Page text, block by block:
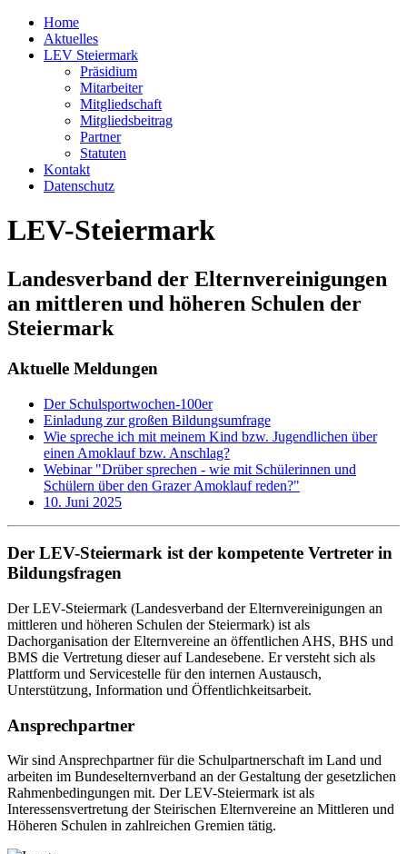
Home
Aktuelles
LEV Steiermark
Präsidium
Mitarbeiter
Mitgliedschaft
Mitgliedsbeitrag
Partner
Statuten
Kontakt
Datenschutz
LEV-Steiermark
Landesverband der Elternvereinigungen
an mittleren und höheren Schulen der
Steiermark
Aktuelle Meldungen
Der Schulsportwochen-100er
Einladung zur großen Bildungsumfrage
Wie spreche ich mit meinem Kind bzw. Jugendlichen über
einen Amoklauf bzw. Anschlag?
Webinar "Drüber sprechen - wie mit Schülerinnen und
Schülern über den Grazer Amoklauf reden?"
10. Juni 2025
Der LEV-Steiermark ist der kompetente Vertreter in
Bildungsfragen
Der LEV-Steiermark (Landesverband der Elternvereinigungen an
mittleren und höheren Schulen der Steiermark) ist als
Dachorganisation der Elternvereine an öffentlichen AHS, BHS und
BMS die Vertretung dieser auf Landesebene. Er versteht sich als
Plattform und Servicestelle für den internen Austausch,
Unterstützung, Information und Öffentlichkeitsarbeit.
Ansprechpartner
Wir sind Ansprechpartner für die Schulpartnerschaft im Land und
arbeiten im Bundeselternverband an der Gestaltung der gesetzlichen
Rahmenbedingungen mit. Der LEV-Steiermark ist als
Interessensvertretung der Steirischen Elternvereine an Mittleren und
Höheren Schulen in zahlreichen Gremien tätig.